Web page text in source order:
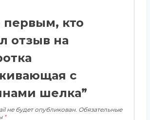
первым, кто
отзыв на
с
шелка”
не будет опубликован. Обязательные
*